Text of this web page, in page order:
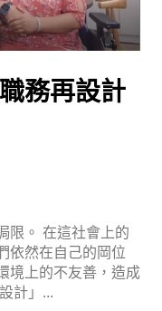
務再設計
限。 在這社會上的
依然在自己的岡位
境上的不友善，造成
計」...